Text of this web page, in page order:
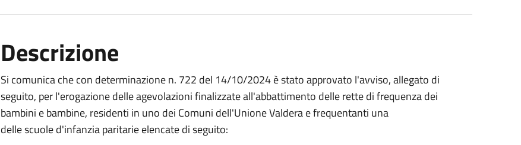
Descrizione
Si comunica che con determinazione n. 722 del 14/10/2024 è stato approvato l'avviso, allegato di
seguito, per l'erogazione delle agevolazioni finalizzate all'abbattimento delle rette di frequenza dei
bambini e bambine, residenti in uno dei Comuni dell'Unione Valdera e frequentanti una
delle scuole d'infanzia paritarie elencate di seguito: